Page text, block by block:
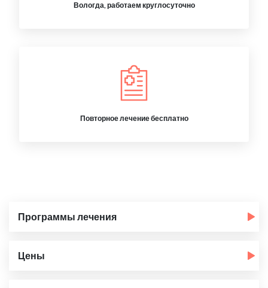
Вологда, работаем круглосуточно
Повторное лечение бесплатно
Программы лечения
Цены